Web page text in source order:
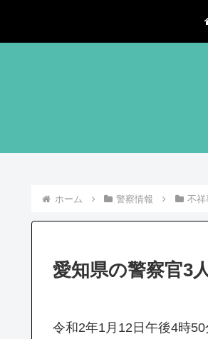
ホーム 警察情報 不祥
愛知県の警察官3
令和2年1月12日午後4時